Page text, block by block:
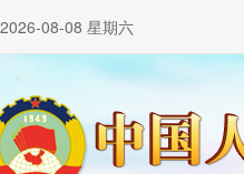
2026-08-08 星期六